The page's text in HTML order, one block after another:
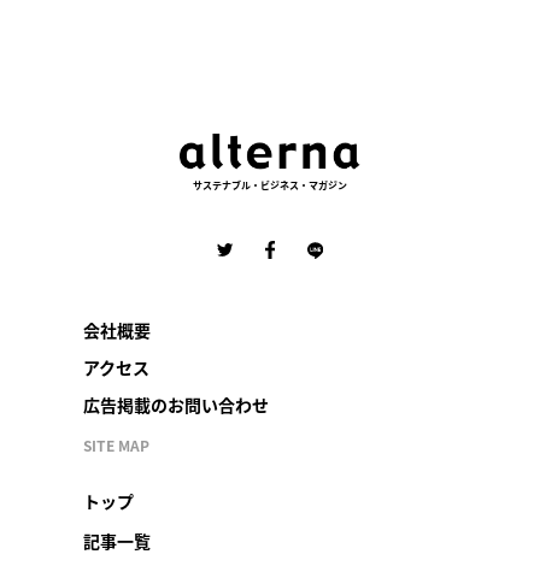
サステナブル・ビジネス・マガジン
会社概要
アクセス
広告掲載のお問い合わせ
SITE MAP
トップ
記事一覧